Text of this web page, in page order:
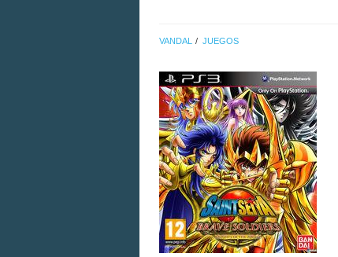
VANDAL JUEGOS